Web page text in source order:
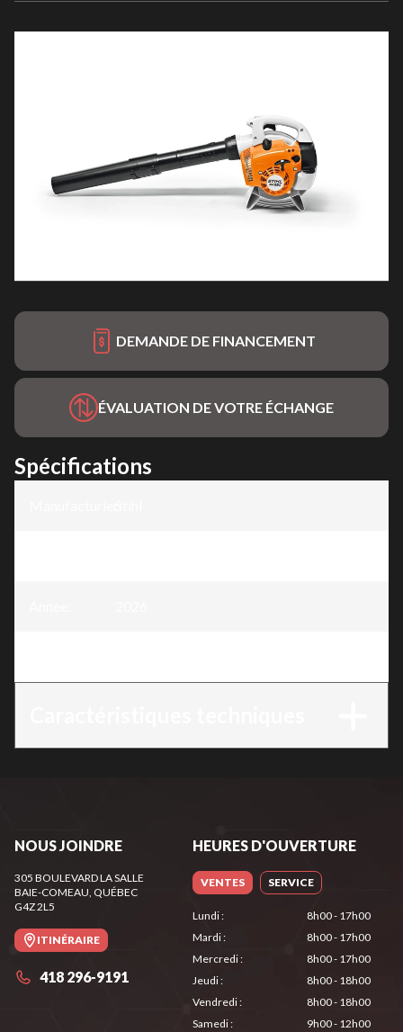
DEMANDE DE FINANCEMENT
ÉVALUATION DE VOTRE ÉCHANGE
Spécifications
NOUS JOINDRE
305 BOULEVARD LA SALLE
BAIE-COMEAU, QUÉBEC
G4Z 2L5
ITINÉRAIRE
418 296-9191
HEURES D'OUVERTURE
VENTES SERVICE
Lundi:
8h00 - 17h00
Mardi:
8h00 - 17h00
Mercredi:
8h00 - 17h00
Jeudi:
8h00 - 18h00
Vendredi:
8h00 - 18h00
Samedi: 9h00 - 12h00